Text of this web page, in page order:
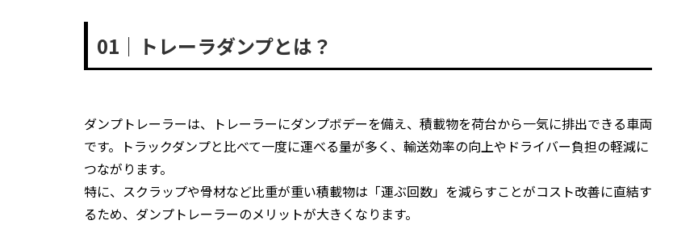
01｜トレーラダンプとは？
ダンプトレーラーは、トレーラーにダンプボデーを備え、積載物を荷台から一気に排出できる車両
です。トラックダンプと比べて一度に運べる量が多く、輸送効率の向上やドライバー負担の軽減に
つながります。
特に、スクラップや骨材など比重が重い積載物は「運ぶ回数」を減らすことがコスト改善に直結す
るため、ダンプトレーラーのメリットが大きくなります。